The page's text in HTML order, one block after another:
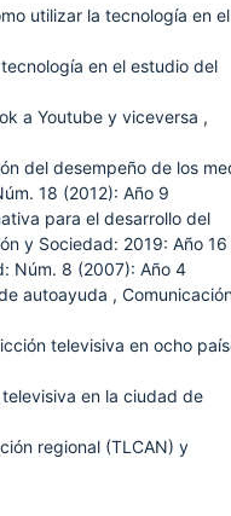
utilizar la tecnología en el
en el estudio del
a Youtube y viceversa ,
del desempeño de los
18 (2012): Año 9
para el desarrollo del
y Sociedad: 2019: Año 16
Núm. 8 (2007): Año 4
autoayuda ,
televisiva en ocho
en la ciudad de
regional (TLCAN) y